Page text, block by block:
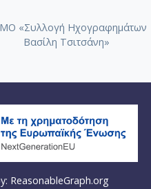
«Συλλογή Ηχογραφημάτων
Βασίλη Τσιτσάνη»
ReasonableGraph.org